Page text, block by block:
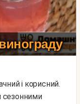
сезонними